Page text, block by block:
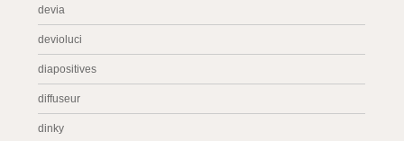
devia
devioluci
diapositives
diffuseur
dinky